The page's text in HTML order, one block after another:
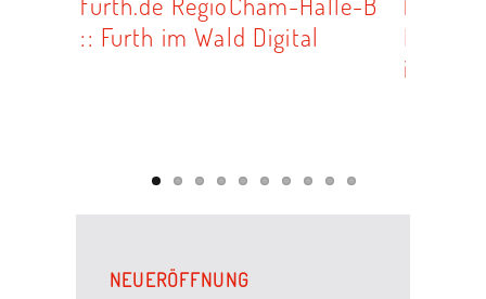
NEUERÖFFNUNG